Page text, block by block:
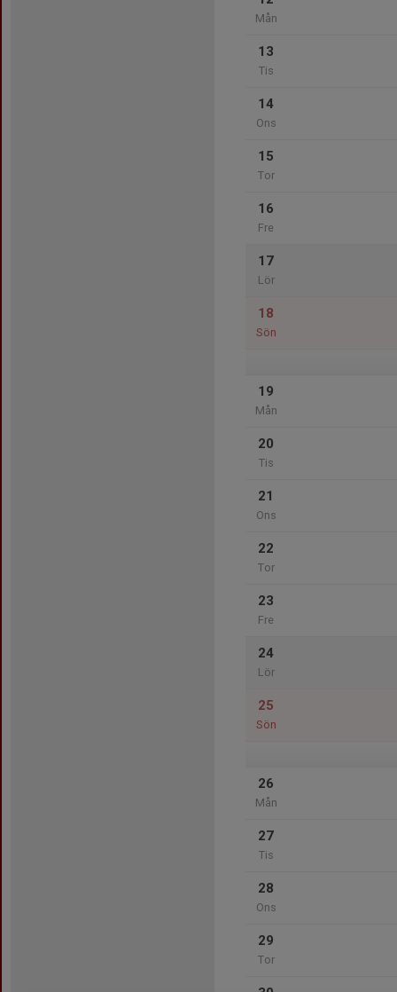
Mån
13
Tis
14
Ons
15
Tor
16
Fre
17
Lör
18
Sön
19
Mån
20
Tis
21
Ons
22
Tor
23
Fre
24
Lör
25
Sön
26
Mån
27
Tis
28
Ons
29
Tor